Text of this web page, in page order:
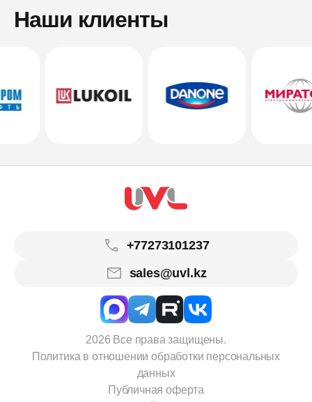
Наши клиенты
+77273101237
sales@uvl.kz
2026 Все права защищены.
Политика в отношении обработки персональных
данных
Публичная оферта